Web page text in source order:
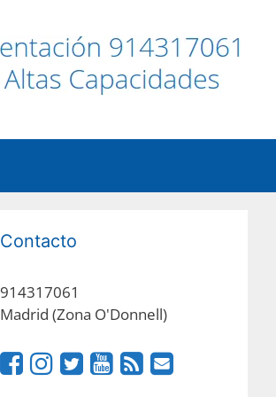
Contacto
914317061
Madrid (Zona O'Donnell)